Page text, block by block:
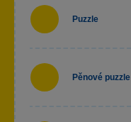
Puzzle
Pěnové puzzle